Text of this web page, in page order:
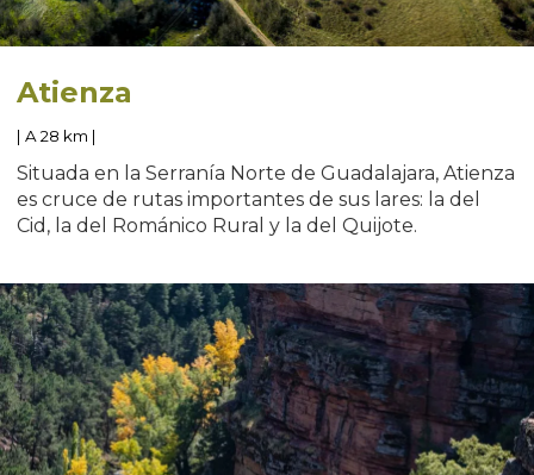
Atienza
| A 28 km |
Situada en la Serranía Norte de Guadalajara, Atienza
es cruce de rutas importantes de sus lares: la del
Cid, la del Románico Rural y la del Quijote.